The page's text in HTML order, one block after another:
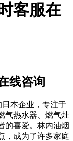
客服在
线咨询
日本企业，专注于
气热水器、燃气灶
的喜爱。林内油烟
，成为了许多家庭